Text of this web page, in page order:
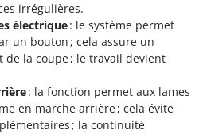
irrégulières.
électrique: le système permet
un bouton ; cela assure un
la coupe ; le travail devient
: la fonction permet aux lames
en marche arrière ; cela évite
; la continuité